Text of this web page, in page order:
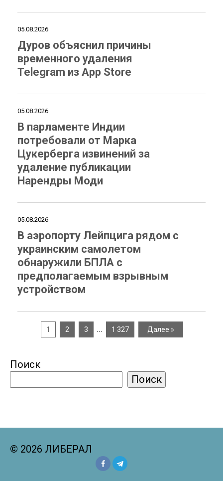
05.08.2026
Дуров объяснил причины
временного удаления
Telegram из App Store
05.08.2026
В парламенте Индии
потребовали от Марка
Цукерберга извинений за
удаление публикации
Нарендры Моди
05.08.2026
В аэропорту Лейпцига рядом с
украинским самолетом
обнаружили БПЛА с
предполагаемым взрывным
устройством
1 2 3 … 1 327 Далее »
Поиск
Поиск
© 2026 ЛИБЕРАЛ